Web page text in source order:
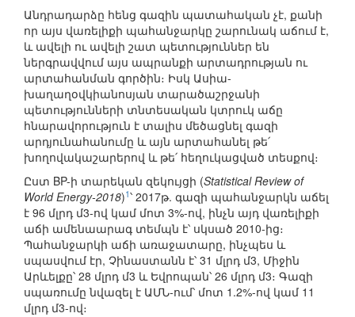
Անդրադարձը հենց գազին պատահական չէ, քանի
որ այս վառելիքի պահանջարկը շարունակ աճում է,
և ավելի ու ավելի շատ պետություններ են
ներգրավվում այս ապրանքի արտադրության ու
արտահանման գործին։ Իսկ Ասիա-
խաղաղօվկիանոսյան տարածաշրջանի
պետությունների տնտեսական կտրուկ աճը
հնարավորություն է տալիս մեծացնել գազի
արդյունահանումը և այն արտահանել թե՛
խողովակաշարերով և թե՛ հեղուկացված տեսքով։
Ըստ BP-ի տարեկան զեկույցի (Statistical Review of
World Energy-2018)1՝ 2017թ. գազի պահանջարկն աճել
է 96 մլրդ մ3-ով կամ մոտ 3%-ով, ինչն այդ վառելիքի
աճի ամենաարագ տեմպն է՝ սկսած 2010-ից։
Պահանջարկի աճի առաջատարը, ինչպես և
սպասվում էր, Չինաստանն է՝ 31 մլրդ մ3, Միջին
Արևելքը՝ 28 մլրդ մ3 և Եվրոպան՝ 26 մլրդ մ3։ Գազի
սպառումը նվազել է ԱՄՆ-ում՝ մոտ 1.2%-ով կամ 11
մլրդ մ3-ով։